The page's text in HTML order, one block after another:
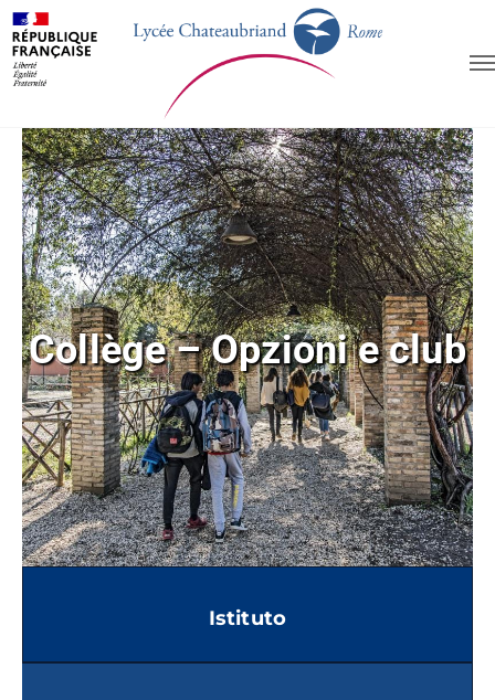
Collège – Opzioni e club
Istituto